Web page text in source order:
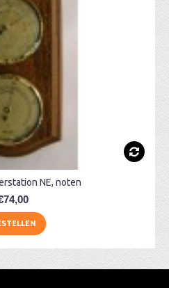
NE, noten